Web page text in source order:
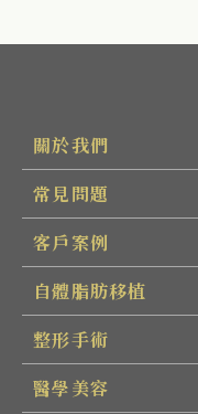
關於我們
常見問題
客戶案例
自體脂肪移植
整形手術
醫學美容